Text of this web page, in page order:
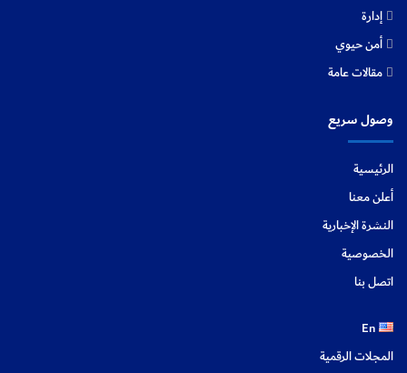
إدارة
أمن حيوي
مقالات عامة
وصول سريع
الرئيسية
أعلن معنا
النشرة الإخبارية
الخصوصية
اتصل بنا
En
المجلات الرقمية